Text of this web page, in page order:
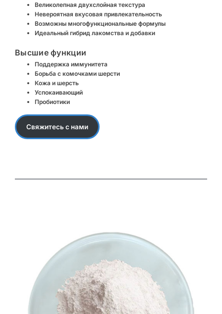
Великолепная двухслойная текстура
Невероятная вкусовая привлекательность
Возможны многофункциональные формулы
Идеальный гибрид лакомства и добавки
Высшие функции
Поддержка иммунитета
Борьба с комочками шерсти
Кожа и шерсть
Успокаивающий
Пробиотики
Свяжитесь с нами